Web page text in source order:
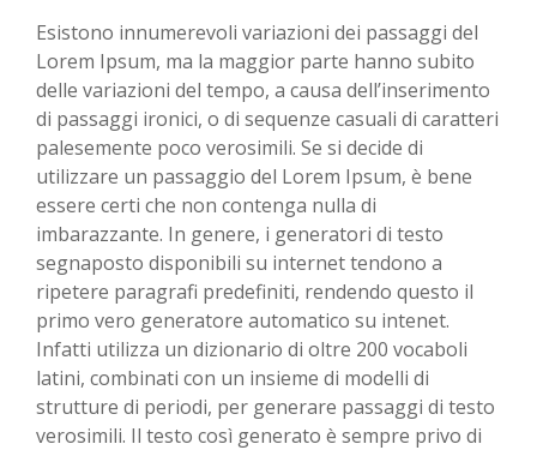
Esistono innumerevoli variazioni dei passaggi del
Lorem Ipsum, ma la maggior parte hanno subito
delle variazioni del tempo, a causa dell’inserimento
di passaggi ironici, o di sequenze casuali di caratteri
palesemente poco verosimili. Se si decide di
utilizzare un passaggio del Lorem Ipsum, è bene
essere certi che non contenga nulla di
imbarazzante. In genere, i generatori di testo
segnaposto disponibili su internet tendono a
ripetere paragrafi predefiniti, rendendo questo il
primo vero generatore automatico su intenet.
Infatti utilizza un dizionario di oltre 200 vocaboli
latini, combinati con un insieme di modelli di
strutture di periodi, per generare passaggi di testo
verosimili. Il testo così generato è sempre privo di